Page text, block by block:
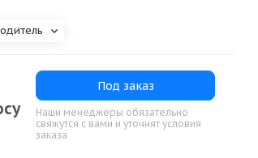
Под заказ
Наши менеджеры обязательно
свяжутся с вами и уточнят условия
заказа